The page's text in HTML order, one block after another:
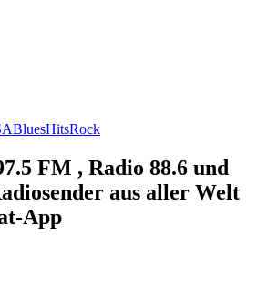
BluesHitsRock
FM , Radio 88.6 und
aus aller Welt
App